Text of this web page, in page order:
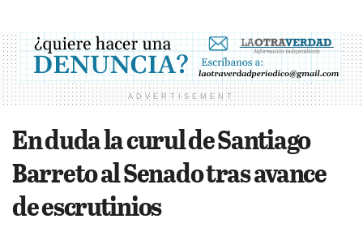
ADVERTISEMENT
En duda la curul de Santiago
Barreto al Senado tras avance
de escrutinios